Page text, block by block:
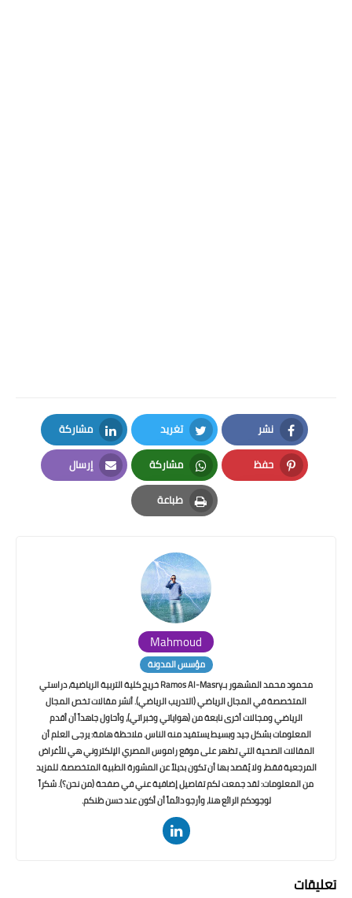
نشر
Facebook
تغريد
Twitter
مشاركة
LinkedIn
حفظ
Pinterest
مشاركة
Whatsapp
إرسال
Email
طباعة
Print
Mahmoud
مؤسس المدونة
محمود محمد المشهور بـRamos Al-Masry خريج كلية التربية الرياضية، دراستي
المتخصصة في المجال الرياضي (التدريب الرياضي). أنشر مقالات تخص المجال
الرياضي ومجالات أخرى نابعة من (هواياتي وخبراتي)، وأحاول جاهداً أن أقدم
المعلومات بشكل جيد وبسيط يستفيد منه الناس. ملاحظة هامة: يرجى العلم أن
المقالات الصحية التي تظهر على موقع راموس المصري الإلكتروني هي للأغراض
المرجعية فقط، ولا يُقصد بها أن تكون بديلاً عن المشورة الطبية المتخصصة. للمزيد
من المعلومات: لقد جمعت لكم تفاصيل إضافية عني في صفحة (من نحن؟). شكراً
لوجودكم الرائع هنا، وأرجو دائماً أن أكون عند حسن ظنكم.
تعليقات